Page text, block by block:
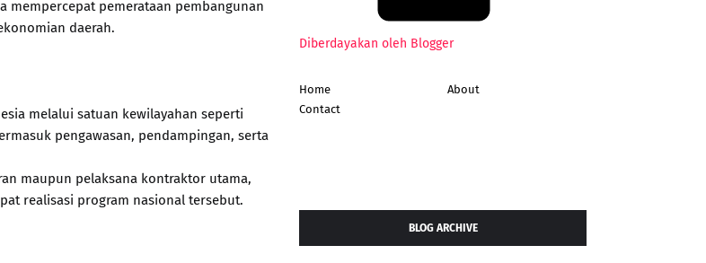
pemerataan pembangunan
daerah.
melalui satuan kewilayahan seperti
pengawasan, pendampingan, serta
maupun pelaksana kontraktor utama,
realisasi program nasional tersebut.
Diberdayakan oleh Blogger
Home
About
Contact
BLOG ARCHIVE